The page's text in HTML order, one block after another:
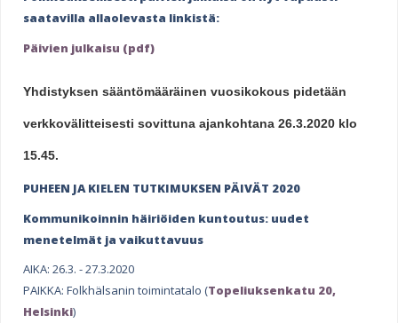
r
e
saatavilla allaolevasta linkistä:
Päivien julkaisu (pdf)
Yhdistyksen sääntömääräinen vuosikokous pidetään
verkkovälitteisesti sovittuna ajankohtana 26.3.2020 klo
15.45.
PUHEEN JA KIELEN TUTKIMUKSEN PÄIVÄT 2020
Kommunikoinnin häiriöiden kuntoutus: uudet
menetelmät ja vaikuttavuus
AIKA: 26.3. - 27.3.2020
PAIKKA: Folkhälsanin toimintatalo (Topeliuksenkatu 20,
Helsinki)